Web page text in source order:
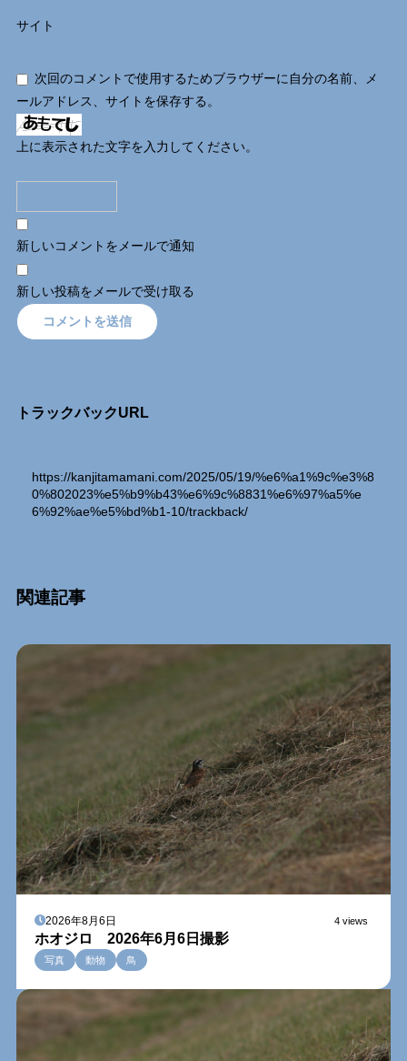
サイト
次回のコメントで使用するためブラウザーに自分の名前、メ
ールアドレス、サイトを保存する。
上に表示された文字を入力してください。
新しいコメントをメールで通知
新しい投稿をメールで受け取る
トラックバックURL
https://kanjitamamani.com/2025/05/19/%e6%a1%9c%e3%8
0%802023%e5%b9%b43%e6%9c%8831%e6%97%a5%e
6%92%ae%e5%bd%b1-10/trackback/
関連記事Relation Entry
2026年8月6日 4 views
ホオジロ 2026年6月6日撮影
写真 動物 鳥